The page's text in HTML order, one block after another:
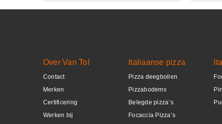
Over Van Tol
Contact
Merken
Certificering
Werken bij
Italiaanse pizza
Pizza deegbollen
Pizzabodems
Belegde pizza’s
Focaccia Pizza’s